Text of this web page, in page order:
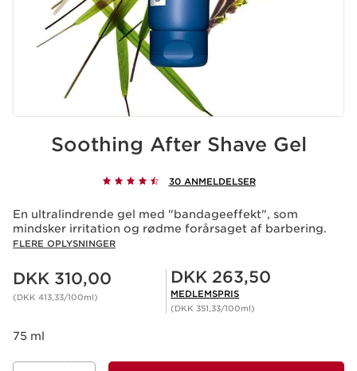
Soothing After Shave Gel
30 ANMELDELSER
En ultralindrende gel med "bandageeffekt", som
mindsker irritation og rødme forårsaget af barbering.
FLERE OPLYSNINGER
Nuværende pris DKK 310,00
DKK 310,00
(DKK 413,33/100ml)
Medlemspris DKK 263,50
DKK 263,50
MEDLEMSPRIS
(DKK 351,33/100ml)
75 ml